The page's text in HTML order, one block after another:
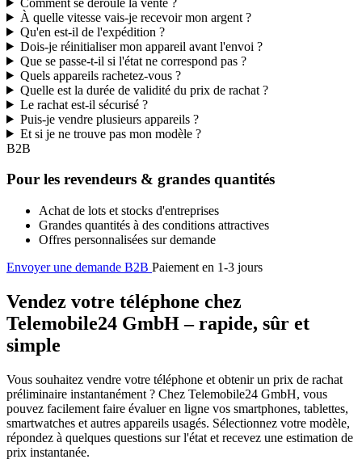
À quelle vitesse vais-je recevoir mon argent ?
Qu'en est-il de l'expédition ?
Dois-je réinitialiser mon appareil avant l'envoi ?
Que se passe-t-il si l'état ne correspond pas ?
Quels appareils rachetez-vous ?
Quelle est la durée de validité du prix de rachat ?
Le rachat est-il sécurisé ?
Puis-je vendre plusieurs appareils ?
Et si je ne trouve pas mon modèle ?
B2B
Pour les revendeurs & grandes quantités
Achat de lots et stocks d'entreprises
Grandes quantités à des conditions attractives
Offres personnalisées sur demande
Envoyer une demande B2B Paiement en 1-3 jours
Vendez votre téléphone chez
Telemobile24 GmbH – rapide, sûr et
simple
Vous souhaitez vendre votre téléphone et obtenir un prix de rachat
préliminaire instantanément ? Chez Telemobile24 GmbH, vous
pouvez facilement faire évaluer en ligne vos smartphones, tablettes,
smartwatches et autres appareils usagés. Sélectionnez votre modèle,
répondez à quelques questions sur l'état et recevez une estimation de
prix instantanée.